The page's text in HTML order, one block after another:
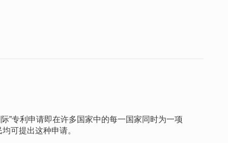
”专利申请即在许多国家中的每一国家同时为一项
可提出这种申请。